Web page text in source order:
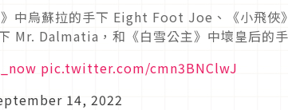
中烏蘇拉的手下 Eight Foot Joe、《小飛俠
Mr. Dalmatia，和《白雪公主》中壞皇后的
pic.twitter.com/cmn3BNClwJ
14, 2022